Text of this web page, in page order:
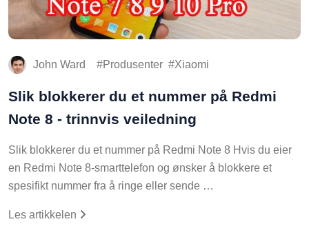
John Ward Produsenter Xiaomi
Slik blokkerer du et nummer på Redmi
Note 8 - trinnvis veiledning
Slik blokkerer du et nummer på Redmi Note 8 Hvis du eier
en Redmi Note 8-smarttelefon og ønsker å blokkere et
spesifikt nummer fra å ringe eller sende …
Les artikkelen